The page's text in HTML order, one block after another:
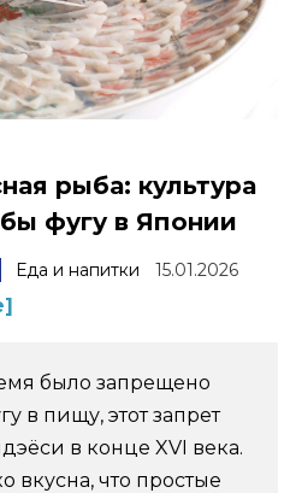
Français
Español
SNS
рыба: культура
фугу в Японии
Еда и напитки 15.01.2026
было запрещено
в пищу, этот запрет
в конце XVI века.
вкусна, что простые